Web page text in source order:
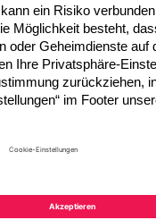
Event- und Webinar-
per E-Mail zu erhalten.